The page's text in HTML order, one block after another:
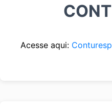
Acesse aqui: Conturesp